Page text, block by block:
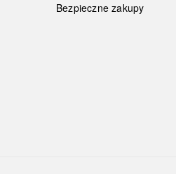
Bezpieczne zakupy